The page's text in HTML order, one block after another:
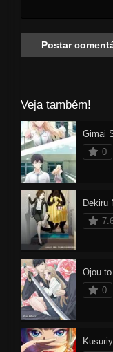
Veja também!
Gimai
0
Dekiru
Ojou
0